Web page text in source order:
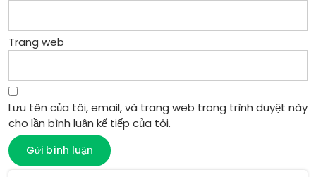
Trang web
Lưu tên của tôi, email, và trang web trong trình duyệt này
cho lần bình luận kế tiếp của tôi.